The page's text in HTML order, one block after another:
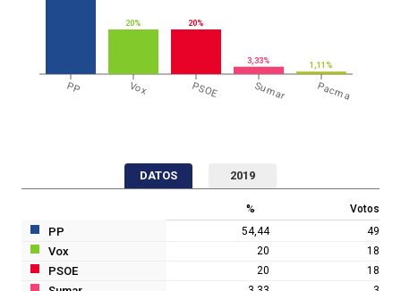
PP Vox PSOE Sumar Pacma
20% 20%
3,33%
1,11%
DATOS 2019
% Votos
PP 54,44 49
Vox 20 18
PSOE 20 18